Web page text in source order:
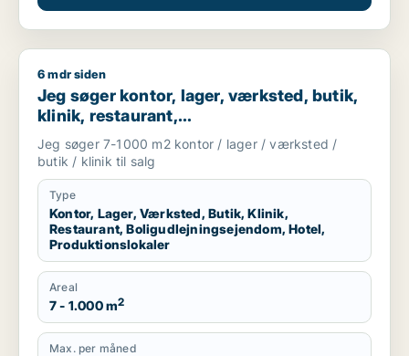
Jeg søger kontor, lager, værksted, butik, klinik, restaurant,
6 mdr siden
Jeg søger kontor, lager, værksted, butik,
klinik, restaurant,
boligudlejningsejendom, hotel eller
produktionslokaler til salg i Vordingborg,
Guldborgsund eller Lolland
Jeg søger 7-1000 m2 kontor / lager / værksted /
butik / klinik til salg
Type
Kontor, Lager, Værksted, Butik, Klinik,
Restaurant, Boligudlejningsejendom, Hotel,
Produktionslokaler
Areal
7 - 1.000 m2
Max. per måned